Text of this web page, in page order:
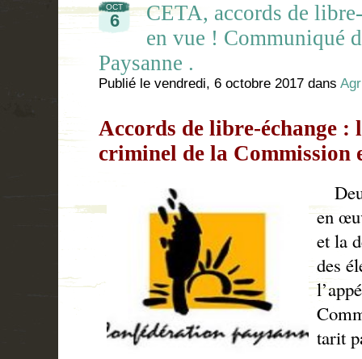
OCT
6
CETA, accords de
en vue ! Communiqué
Paysanne .
Publié le vendredi, 6 octobre 2017 dans
Accords de libre-échange :
criminel de la Commission
en
et la
des
tarit